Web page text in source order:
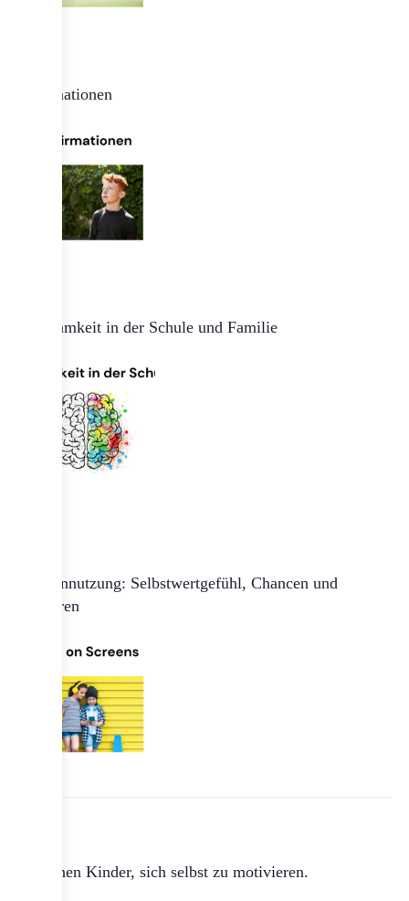
Affirmationen
Achtsamkeit in der Schule und Familie
Mediennutzung: Selbstwertgefühl, Chancen und
Gefahren
So lernen Kinder, sich selbst zu motivieren.